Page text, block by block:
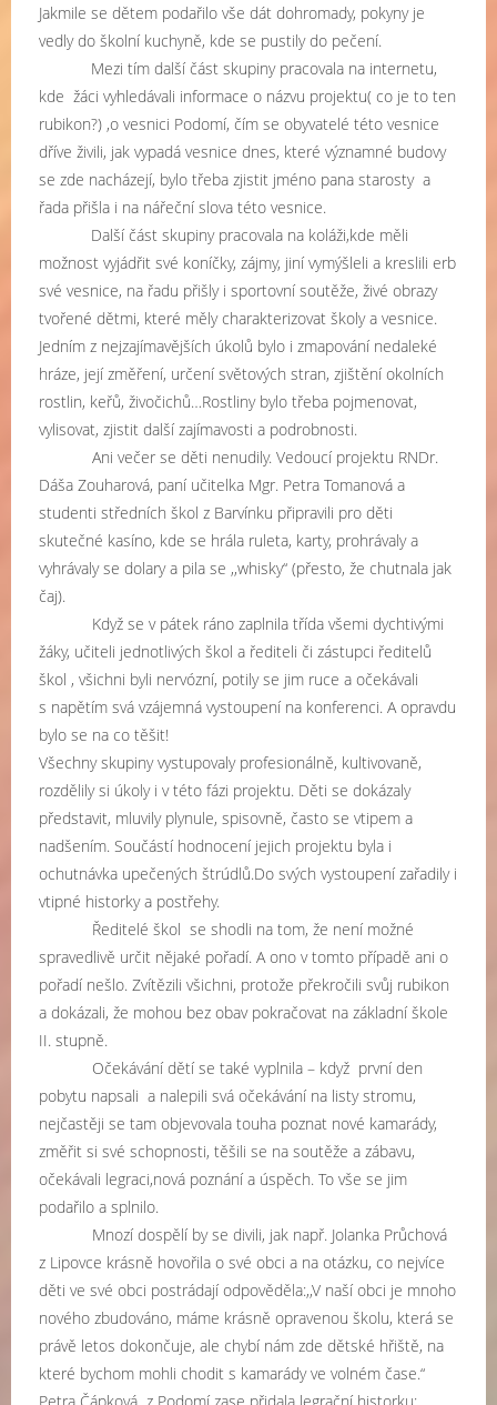
Jakmile se dětem podařilo vše dát dohromady, pokyny je
vedly do školní kuchyně, kde se pustily do pečení.
Mezi tím další část skupiny pracovala na internetu,
kde žáci vyhledávali informace o názvu projektu( co je to ten
rubikon?) ,o vesnici Podomí, čím se obyvatelé této vesnice
dříve živili, jak vypadá vesnice dnes, které významné budovy
se zde nacházejí, bylo třeba zjistit jméno pana starosty a
řada přišla i na nářeční slova této vesnice.
Další část skupiny pracovala na koláži,kde měli
možnost vyjádřit své koníčky, zájmy, jiní vymýšleli a kreslili erb
své vesnice, na řadu přišly i sportovní soutěže, živé obrazy
tvořené dětmi, které měly charakterizovat školy a vesnice.
Jedním z nejzajímavějších úkolů bylo i zmapování nedaleké
hráze, její změření, určení světových stran, zjištění okolních
rostlin, keřů, živočichů…Rostliny bylo třeba pojmenovat,
vylisovat, zjistit další zajímavosti a podrobnosti.
Ani večer se děti nenudily. Vedoucí projektu RNDr.
Dáša Zouharová, paní učitelka Mgr. Petra Tomanová a
studenti středních škol z Barvínku připravili pro děti
skutečné kasíno, kde se hrála ruleta, karty, prohrávaly a
vyhrávaly se dolary a pila se ,,whisky“ (přesto, že chutnala jak
čaj).
Když se v pátek ráno zaplnila třída všemi dychtivými
žáky, učiteli jednotlivých škol a řediteli či zástupci ředitelů
škol , všichni byli nervózní, potily se jim ruce a očekávali
s napětím svá vzájemná vystoupení na konferenci. A opravdu
bylo se na co těšit!
Všechny skupiny vystupovaly profesionálně, kultivovaně,
rozdělily si úkoly i v této fázi projektu. Děti se dokázaly
představit, mluvily plynule, spisovně, často se vtipem a
nadšením. Součástí hodnocení jejich projektu byla i
ochutnávka upečených štrúdlů.Do svých vystoupení zařadily i
vtipné historky a postřehy.
Ředitelé škol se shodli na tom, že není možné
spravedlivě určit nějaké pořadí. A ono v tomto případě ani o
pořadí nešlo. Zvítězili všichni, protože překročili svůj rubikon
a dokázali, že mohou bez obav pokračovat na základní škole
II. stupně.
Očekávání dětí se také vyplnila – když první den
pobytu napsali a nalepili svá očekávání na listy stromu,
nejčastěji se tam objevovala touha poznat nové kamarády,
změřit si své schopnosti, těšili se na soutěže a zábavu,
očekávali legraci,nová poznání a úspěch. To vše se jim
podařilo a splnilo.
Mnozí dospělí by se divili, jak např. Jolanka Průchová
z Lipovce krásně hovořila o své obci a na otázku, co nejvíce
děti ve své obci postrádají odpověděla:,,V naší obci je mnoho
nového zbudováno, máme krásně opravenou školu, která se
právě letos dokončuje, ale chybí nám zde dětské hřiště, na
které bychom mohli chodit s kamarády ve volném čase.“